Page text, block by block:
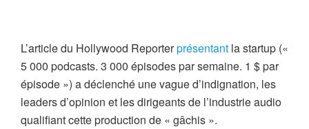
L’article du Hollywood Reporterprésentant la startup («
5 000 podcasts. 3 000 épisodes par semaine. 1 $ par
épisode ») a déclenché une vague d’indignation, les
leaders d’opinion et les dirigeants de l’industrie audio
qualifiant cette production de « gâchis ».